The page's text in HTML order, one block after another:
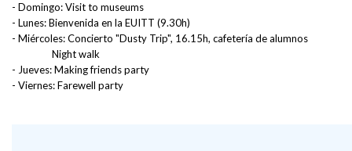
- Domingo: Visit to museums
- Lunes: Bienvenida en la EUITT (9.30h)
- Miércoles: Concierto "Dusty Trip", 16.15h, cafetería de alumnos
Night walk
- Jueves: Making friends party
- Viernes: Farewell party